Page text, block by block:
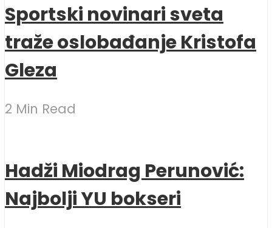
Sportski novinari sveta
traže oslobađanje Kristofa
Gleza
2 Min Read
Hadži Miodrag Perunović:
Najbolji YU bokseri